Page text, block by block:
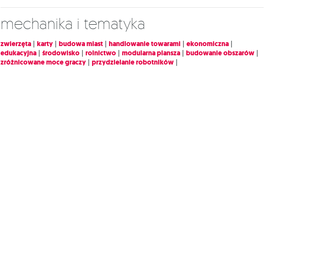
Mechanika i tematyka
zwierzęta | karty | budowa miast | handlowanie towarami | ekonomiczna |
edukacyjna | środowisko | rolnictwo | modularna plansza | budowanie obszarów |
zróżnicowane moce graczy | przydzielanie robotników |